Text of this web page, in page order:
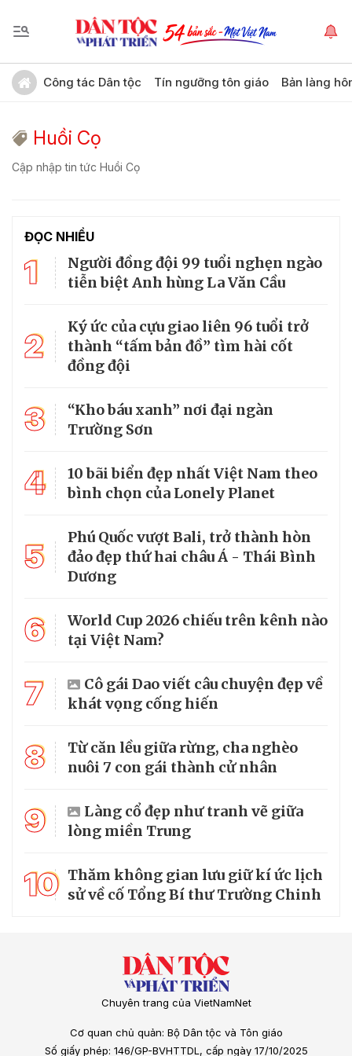
Công tác Dân tộc Tín ngưỡng tôn giáo Bản làng
Huồi Cọ
Cập nhập tin tức Huồi Cọ
ĐỌC NHIỀU
1
Người đồng đội 99 tuổi nghẹn ngào
tiễn biệt Anh hùng La Văn Cầu
2
Ký ức của cựu giao liên 96 tuổi trở
thành “tấm bản đồ” tìm hài cốt
đồng đội
3
“Kho báu xanh” nơi đại ngàn
Trường Sơn
4
10 bãi biển đẹp nhất Việt Nam theo
bình chọn của Lonely Planet
5
Phú Quốc vượt Bali, trở thành hòn
đảo đẹp thứ hai châu Á - Thái Bình
Dương
6
World Cup 2026 chiếu trên kênh nào
tại Việt Nam?
7
Cô gái Dao viết câu chuyện đẹp về
khát vọng cống hiến
8
Từ căn lều giữa rừng, cha nghèo
nuôi 7 con gái thành cử nhân
9
Làng cổ đẹp như tranh vẽ giữa
lòng miền Trung
10 Thăm không gian lưu giữ kí ức lịch
sử về cố Tổng Bí thư Trường Chinh
Chuyên trang của VietNamNet
Cơ quan chủ quản: Bộ Dân tộc và Tôn giáo
Số giấy phép: 146/GP-BVHTTDL, cấp ngày 17/10/2025